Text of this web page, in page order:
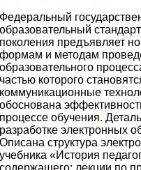
Федеральный
образовательный
поколения предъявляет
формам и методам
образовательного
частью которого
коммуникационные
обоснована
процессе обучения.
разработке электронных
Описана структура
учебника «История
содержащего: лекции по